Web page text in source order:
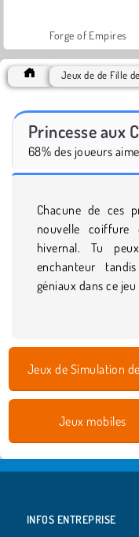
Forge of Empires
Princesse aux
68% des joueurs
Chacune de ces
nouvelle
hivernal. Tu
enchanteur
géniaux dans ce
Jeux de Simulation
Jeux mobiles
INFOS ENTREPRISE